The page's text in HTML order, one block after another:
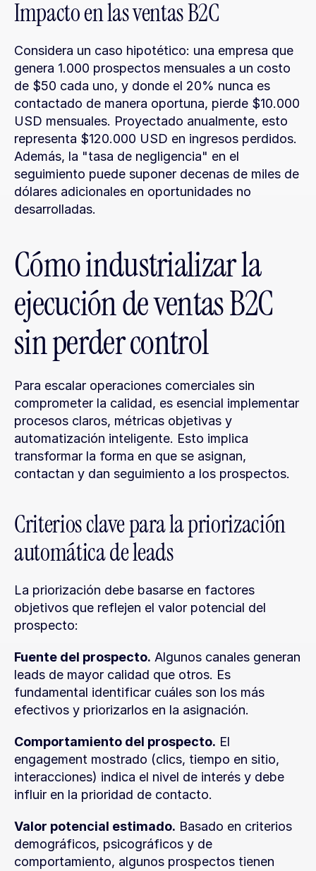
Impacto en las ventas B2C
Considera un caso hipotético: una empresa que
genera 1.000 prospectos mensuales a un costo
de $50 cada uno, y donde el 20% nunca es
contactado de manera oportuna, pierde $10.000
USD mensuales. Proyectado anualmente, esto
representa $120.000 USD en ingresos perdidos.
Además, la "tasa de negligencia" en el
seguimiento puede suponer decenas de miles de
dólares adicionales en oportunidades no
desarrolladas.
Cómo industrializar la
ejecución de ventas B2C
sin perder control
Para escalar operaciones comerciales sin
comprometer la calidad, es esencial implementar
procesos claros, métricas objetivas y
automatización inteligente. Esto implica
transformar la forma en que se asignan,
contactan y dan seguimiento a los prospectos.
Criterios clave para la priorización
automática de leads
La priorización debe basarse en factores
objetivos que reflejen el valor potencial del
prospecto:
Fuente del prospecto. Algunos canales generan
leads de mayor calidad que otros. Es
fundamental identificar cuáles son los más
efectivos y priorizarlos en la asignación.
Comportamiento del prospecto. El
engagement mostrado (clics, tiempo en sitio,
interacciones) indica el nivel de interés y debe
influir en la prioridad de contacto.
Valor potencial estimado. Basado en criterios
demográficos, psicográficos y de
comportamiento, algunos prospectos tienen